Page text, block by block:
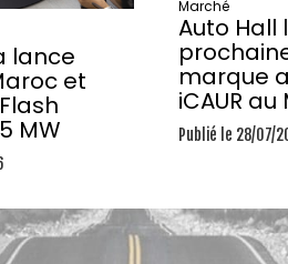
lance
et
MW
Marché
Auto Hall
marque
iCAUR
Publié le 28/07/